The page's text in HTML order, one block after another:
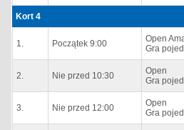
Kort 4
1. Początek 9:00
Open
Gra
2. Nie przed 10:30
Open
Gra
3. Nie przed 12:00
Open
Gra